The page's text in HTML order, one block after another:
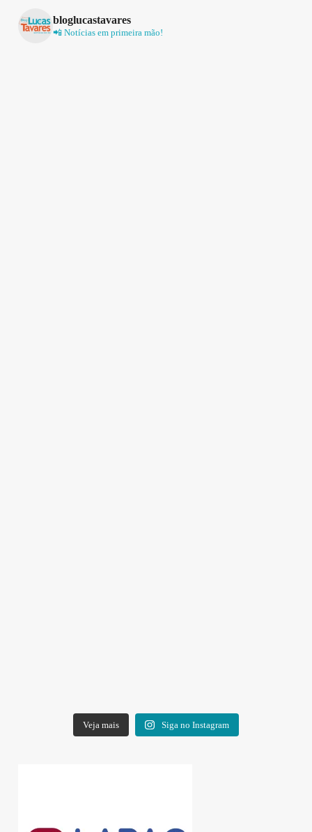
bloglucastavares
📲 Notícias em primeira mão!
Veja mais Siga no Instagram